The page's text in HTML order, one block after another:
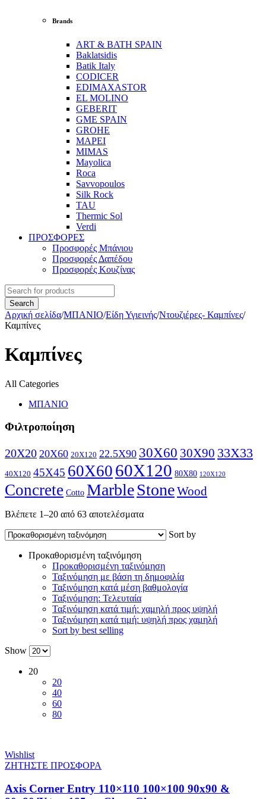
Brands
ART & BATH SPAIN
Baklatsidis
Batik Italy
CODICER
EDIMAXASTOR
EL MOLINO
GEBERIT
GME SPAIN
GROHE
MAPEI
MIMAS
Mayolica
Roca
Savvopoulos
Silk Rock
TAU
Thermic Sol
Verdi
ΠΡΟΣΦΟΡΕΣ
Προσφορές Μπάνιου
Προσφορές Δαπέδου
Προσφορές Κουζίνας
Αρχική σελίδα/ΜΠΑΝΙΟ/Είδη Υγιεινής/Ντουζιέρες- Καμπίνες/
Καμπίνες
Καμπίνες
All Categories
ΜΠΑΝΙΟ
Φιλτροποίηση
20X20 20X60 20X120 22.5X90 30X60 30X90 33X33
40X120 45X45 60X60 60X120 80X80 120X120
Concrete Cotto MarbleStoneWood
Βλέπετε 1–20 από 63 αποτελέσματα
Sort by
Προκαθορισμένη ταξινόμηση
Προκαθορισμένη ταξινόμηση
Ταξινόμηση με βάση τη δημοφιλία
Ταξινόμηση κατά μέση βαθμολογία
Ταξινόμηση: Τελευταία
Ταξινόμηση κατά τιμή: χαμηλή προς υψηλή
Ταξινόμηση κατά τιμή: υψηλή προς χαμηλή
Sort by best selling
Show
20
20
40
60
80
Wishlist
ΖΗΤΗΣΤΕ ΠΡΟΣΦΟΡΑ
Axis Corner Entry 110×110 100×100 90x90 &